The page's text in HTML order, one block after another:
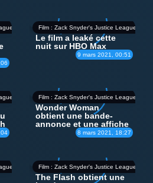
Film : Zack Snyder's Justice League
9 mars 2021, 00:51
Le film a leaké cette
nuit sur HBO Max
Film : Zack Snyder's Justice League
8 mars 2021, 18:27
Wonder Woman
obtient une bande-
annonce et une affiche
Film : Zack Snyder's Justice League
The Flash obtient une